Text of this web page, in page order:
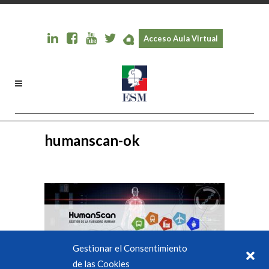
Gestionar el Consentimiento
de las Cookies
Acceso Aula Virtual
humanscan-ok